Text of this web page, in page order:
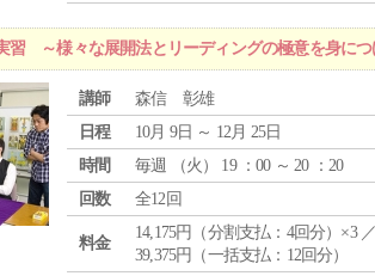
習 ～様々な展開法とリーディングの極意を身につ
講師
森信 彰雄
日程
10月 9日 ～ 12月 25日
時間
毎週 （火 ） 19 ：00 ～ 20 ：20
回数
全12回
料金
14,175円（分割支払：4回分）×3
39,375円（一括支払：12回分）